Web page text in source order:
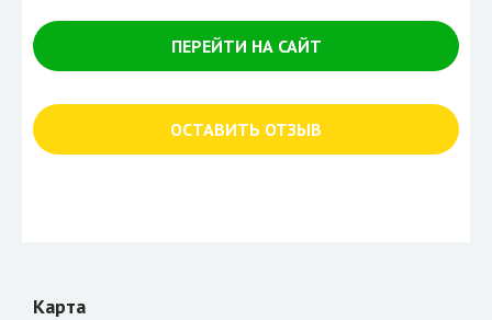
ПЕРЕЙТИ НА САЙТ
ОСТАВИТЬ ОТЗЫВ
Карта